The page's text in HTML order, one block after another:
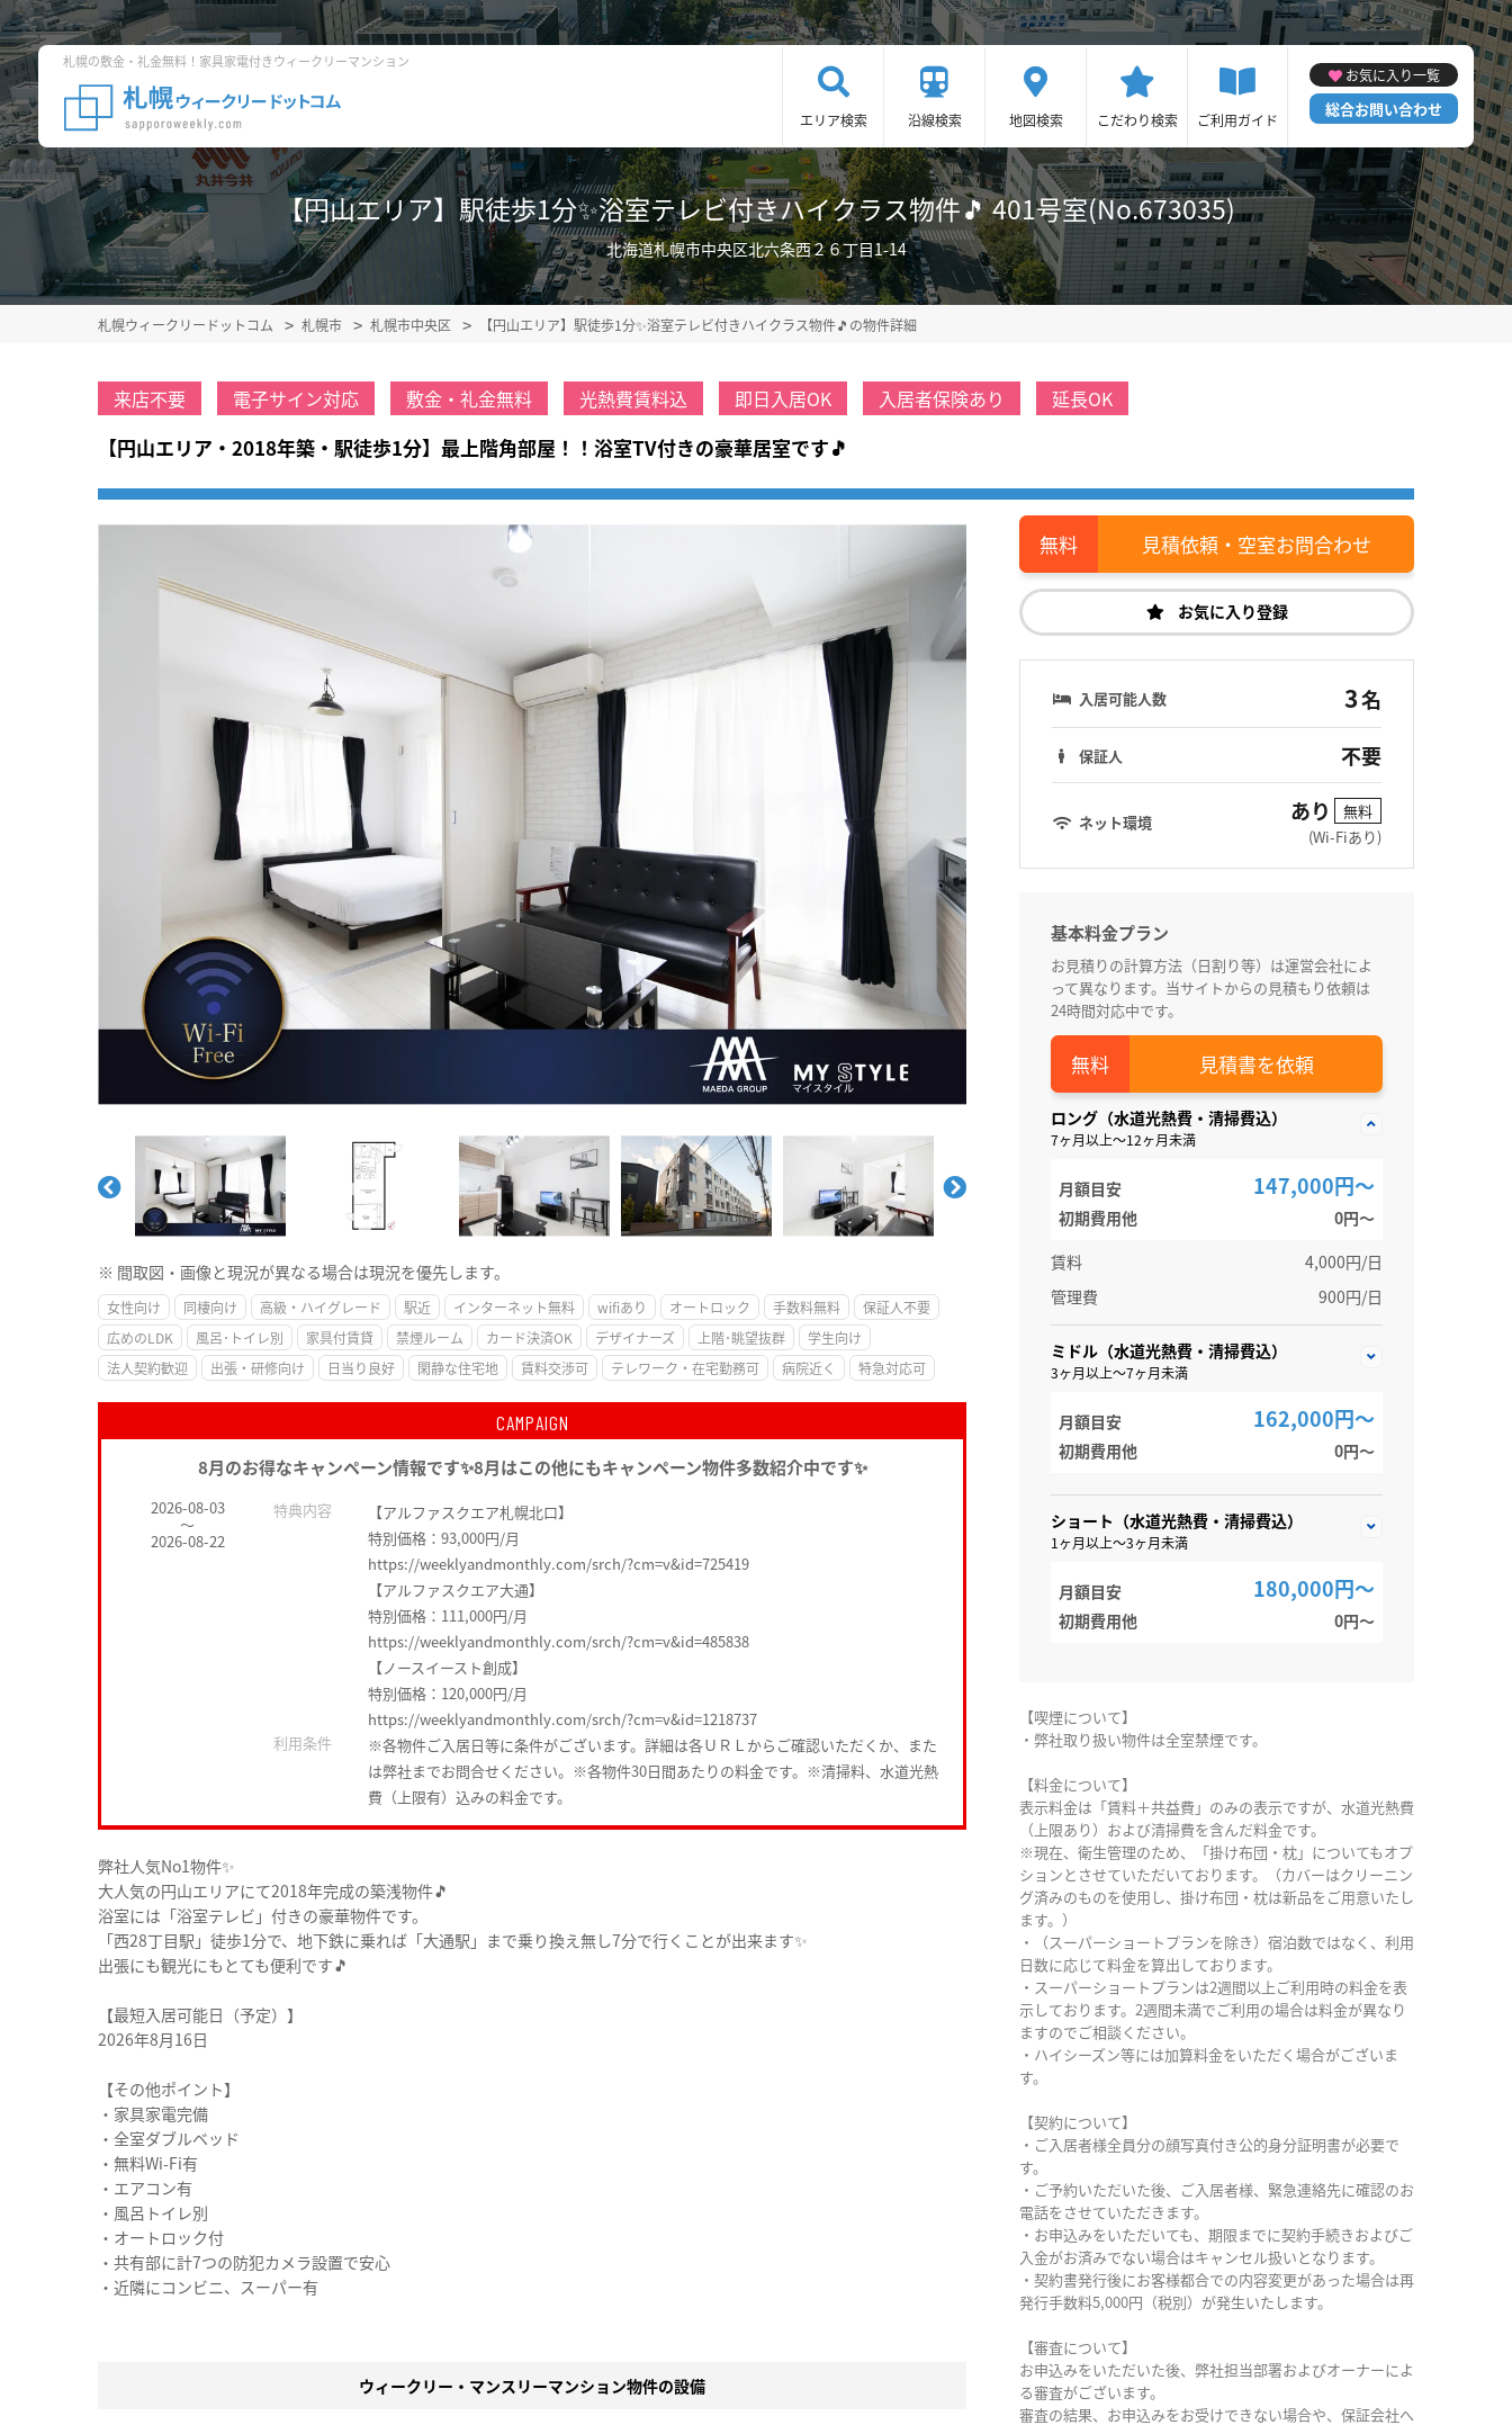
札幌の敷金・礼金無料！家具家電付きウィークリーマンション
エリア検索 沿線検索 地図検索 こだわり検索 ご利用ガイド
お気に入り一覧
総合お問い合わせ
【円山エリア】駅徒歩1分✨浴室テレビ付きハイクラス物件🎵 401号室(No.673035)
北海道札幌市中央区北六条西２６丁目1-14
札幌ウィークリードットコム 札幌市 札幌市中央区 【円山エリア】駅徒歩1分✨浴室テレビ付きハイクラス物件🎵の物件詳細
来店不要 電子サイン対応 敷金・礼金無料 光熱費賃料込 即日入居OK 入居者保険あり 延長OK
【円山エリア・2018年築・駅徒歩1分】最上階角部屋！！浴室TV付きの豪華居室です🎵
※ 間取図・画像と現況が異なる場合は現況を優先します。
女性向け 同棲向け 高級・ハイグレード 駅近 インターネット無料 wifiあり オートロック 手数料無料
保証人不要
広めのLDK
風呂･トイレ別 家具付賃貸 禁煙ルーム カード決済OK デザイナーズ 上階･眺望抜群
学生向け
法人契約歓迎
出張・研修向け 日当り良好 閑静な住宅地 賃料交渉可 テレワーク・在宅勤務可 病院近く 特急対応可
CAMPAIGN
8月のお得なキャンペーン情報です✨8月はこの他にもキャンペーン物件多数紹介中です✨
2026-08-03
～
2026-08-22
特典内容
【アルファスクエア札幌北口】
特別価格：93,000円/月
https://weeklyandmonthly.com/srch/?cm=v&id=725419
【アルファスクエア大通】
特別価格：111,000円/月
https://weeklyandmonthly.com/srch/?cm=v&id=485838
【ノースイースト創成】
特別価格：120,000円/月
https://weeklyandmonthly.com/srch/?cm=v&id=1218737
利用条件
※各物件ご入居日等に条件がございます。詳細は各ＵＲＬからご確認いただくか、また
は弊社までお問合せください。※各物件30日間あたりの料金です。※清掃料、水道光熱
費（上限有）込みの料金です。
弊社人気No1物件✨
大人気の円山エリアにて2018年完成の築浅物件🎵
浴室には「浴室テレビ」付きの豪華物件です。
「西28丁目駅」徒歩1分で、地下鉄に乗れば「大通駅」まで乗り換え無し7分で行くことが出来ます✨
出張にも観光にもとても便利です🎵
【最短入居可能日（予定）】
2026年8月16日
【その他ポイント】
・家具家電完備
・全室ダブルベッド
・無料Wi-Fi有
・エアコン有
・風呂トイレ別
・オートロック付
・共有部に計7つの防犯カメラ設置で安心
・近隣にコンビニ、スーパー有
見積依頼・空室お問合わせ
お気に入り登録
入居可能人数 3名
保証人 不要
ネット環境 あり
無料
(Wi-Fiあり)
基本料金プラン
お見積りの計算方法（日割り等）は運営会社によ
って異なります。当サイトからの見積もり依頼は
24時間対応中です。
見積書を依頼
ロング（水道光熱費・清掃費込）
7ヶ月以上～12ヶ月未満
月額目安 147,000円～
初期費用他
0円〜
賃料
4,000円/日
管理費
900円/日
ミドル（水道光熱費・清掃費込）
3ヶ月以上～7ヶ月未満
月額目安 162,000円～
初期費用他 0円〜
ショート（水道光熱費・清掃費込）
1ヶ月以上～3ヶ月未満
月額目安 180,000円～
初期費用他 0円〜
【喫煙について】
・弊社取り扱い物件は全室禁煙です。
【料金について】
表示料金は「賃料＋共益費」のみの表示ですが、水道光熱費
（上限あり）および清掃費を含んだ料金です。
※現在、衛生管理のため、「掛け布団・枕」についてもオプ
ションとさせていただいております。（カバーはクリーニン
グ済みのものを使用し、掛け布団・枕は新品をご用意いたし
ます。）
・（スーパーショートプランを除き）宿泊数ではなく、利用
日数に応じて料金を算出しております。
・スーパーショートプランは2週間以上ご利用時の料金を表
示しております。2週間未満でご利用の場合は料金が異なり
ますのでご相談ください。
・ハイシーズン等には加算料金をいただく場合がございま
す。
【契約について】
・ご入居者様全員分の顔写真付き公的身分証明書が必要で
す。
・ご予約いただいた後、ご入居者様、緊急連絡先に確認のお
電話をさせていただきます。
・お申込みをいただいても、期限までに契約手続きおよびご
入金がお済みでない場合はキャンセル扱いとなります。
・契約書発行後にお客様都合での内容変更があった場合は再
発行手数料5,000円（税別）が発生いたします。
【審査について】
お申込みをいただいた後、弊社担当部署およびオーナーによ
る審査がございます。
審査の結果、お申込みをお受けできない場合や、保証会社へ
ウィークリー・マンスリーマンション物件の設備